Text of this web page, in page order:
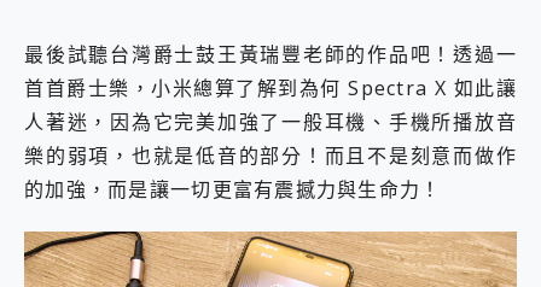
最後試聽台灣爵士鼓王黃瑞豐老師的作品吧！透過一
首首爵士樂，小米總算了解到為何 Spectra X 如此讓
人著迷，因為它完美加強了一般耳機、手機所播放音
樂的弱項，也就是低音的部分！而且不是刻意而做作
的加強，而是讓一切更富有震撼力與生命力！